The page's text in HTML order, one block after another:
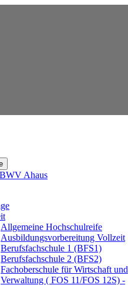
Allgemeine Hochschulreife
Ausbildungsvorbereitung Vollzeit
Berufsfachschule 1 (BFS1)
Berufsfachschule 2 (BFS2)
Fachoberschule für Wirtschaft und
Verwaltung ( FOS 11/FOS 12S) -